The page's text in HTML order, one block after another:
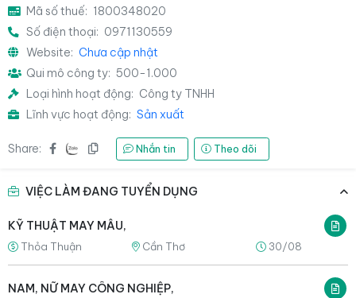
Mã số thuế: 1800348020
Số điện thoại: 0971130559
Website: Chưa cập nhật
Qui mô công ty: 500-1.000
Loại hình hoạt động: Công ty TNHH
Lĩnh vực hoạt động: Sản xuất
Share: Nhắn tin Theo dõi
VIỆC LÀM ĐANG TUYỂN DỤNG
KỸ THUẬT MAY MẪU,
Thỏa Thuận Cần Thơ 30/08
NAM, NỮ MAY CÔNG NGHIỆP,